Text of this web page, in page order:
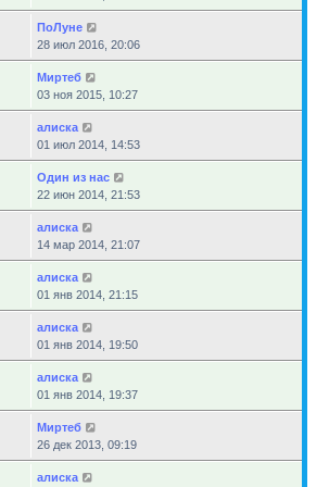
ПоЛуне
28 июл 2016, 20:06
Миртеб
03 ноя 2015, 10:27
алиска
01 июл 2014, 14:53
Один из нас
22 июн 2014, 21:53
алиска
14 мар 2014, 21:07
алиска
01 янв 2014, 21:15
алиска
01 янв 2014, 19:50
алиска
01 янв 2014, 19:37
Миртеб
26 дек 2013, 09:19
алиска